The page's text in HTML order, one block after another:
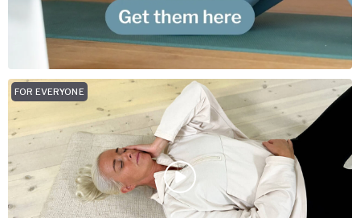
FOR EVERYONE